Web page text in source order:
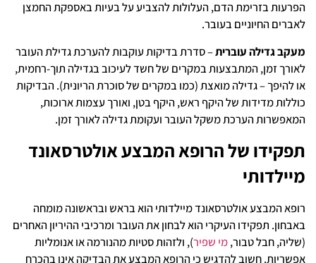
הפרעות בזרימת הדם, העלולות להצביע על בעיות באספקת החמצן
לאברים החיוניים בעובר.
מעקב גדילה עוברית– סדרת בדיקות עוקבות להערכת גדילת העובר
לאורך זמן, המתבצעות במקרים של חשד לעיכוב בגדילה תוך-רחמית,
או להיפך – גדילה מואצת (כמו במקרים של סוכרת הריונית). הבדיקות
כוללות מדידות של היקף ראש, היקף בטן, ואורך עצמות ארוכות,
המאפשרות הערכת משקל העובר ועקומת גדילה לאורך זמן.
תפקידו של הרופא המבצע אולטרסאונד
מיילדותי
רופא המבצע אולטרסאונד מיילדותי הוא בראש ובראשונה מומחה
באבחון. תפקידו העיקרי הוא לבחון את העובר ומרכיבי ההיריון האחרים
(שליה, חבל טבור,מי שפיר), ולזהות סטיות מהנורמה או אנומליות
אפשריות. חשוב להדגיש כי הרופא המבצע את הבדיקה אינו בהכרח